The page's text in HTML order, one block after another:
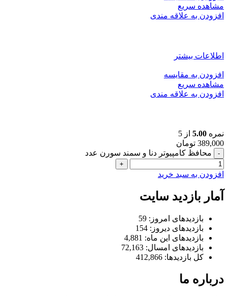
مشاهده سریع
افزودن به علاقه مندی
اطلاعات بیشتر
افزودن به مقایسه
مشاهده سریع
افزودن به علاقه مندی
نمره 5.00 از 5
389,000 تومان
محافظ کامپیوتر دنا و سمند سورن عدد
افزودن به سبد خرید
آمار بازدید سایت
بازدیدهای امروز: 59
بازدیدهای دیروز: 154
بازدیدهای این ماه: 4,881
بازدیدهای امسال: 72,163
کل بازدیدها: 412,866
درباره ما